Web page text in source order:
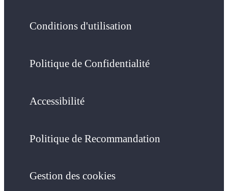
Conditions d'utilisation
Politique de Confidentialité
Accessibilité
Politique de Recommandation
Gestion des cookies